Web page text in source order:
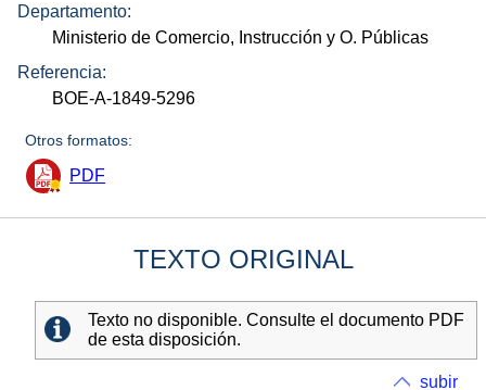
Departamento:
Ministerio de Comercio, Instrucción y O. Públicas
Referencia:
BOE-A-1849-5296
Otros formatos:
PDF
TEXTO ORIGINAL
Texto no disponible. Consulte el documento PDF
de esta disposición.
subir